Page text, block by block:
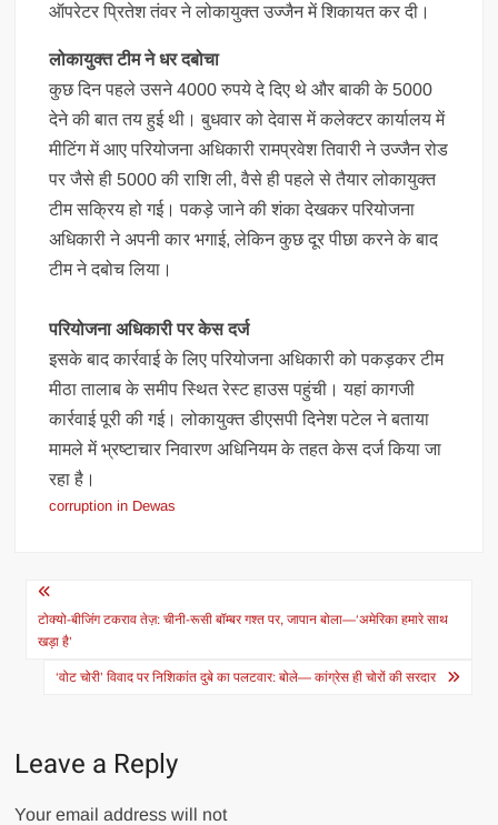
ऑपरेटर प्रितेश तंवर ने लोकायुक्त उज्जैन में शिकायत कर दी।
लोकायुक्त टीम ने धर दबोचा
कुछ दिन पहले उसने 4000 रुपये दे दिए थे और बाकी के 5000
देने की बात तय हुई थी। बुधवार को देवास में कलेक्टर कार्यालय में
मीटिंग में आए परियोजना अधिकारी रामप्रवेश तिवारी ने उज्जैन रोड
पर जैसे ही 5000 की राशि ली, वैसे ही पहले से तैयार लोकायुक्त
टीम सक्रिय हो गई। पकड़े जाने की शंका देखकर परियोजना
अधिकारी ने अपनी कार भगाई, लेकिन कुछ दूर पीछा करने के बाद
टीम ने दबोच लिया।
परियोजना अधिकारी पर केस दर्ज
इसके बाद कार्रवाई के लिए परियोजना अधिकारी को पकड़कर टीम
मीठा तालाब के समीप स्थित रेस्ट हाउस पहुंची। यहां कागजी
कार्रवाई पूरी की गई। लोकायुक्त डीएसपी दिनेश पटेल ने बताया
मामले में भ्रष्टाचार निवारण अधिनियम के तहत केस दर्ज किया जा
रहा है।
corruption in Dewas
Post
navigation
टोक्यो-बीजिंग टकराव तेज़: चीनी-रूसी बॉम्बर गश्त पर, जापान बोला—‘अमेरिका हमारे साथ
खड़ा है’
‘वोट चोरी’ विवाद पर निशिकांत दुबे का पलटवार: बोले— कांग्रेस ही चोरों की सरदार
Leave a Reply
Your email address will not